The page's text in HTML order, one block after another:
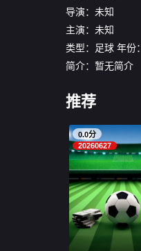
导演：未知
主演：未知
类型：
足球 年份：
简介：暂无简介
推荐
0.0分
20260627